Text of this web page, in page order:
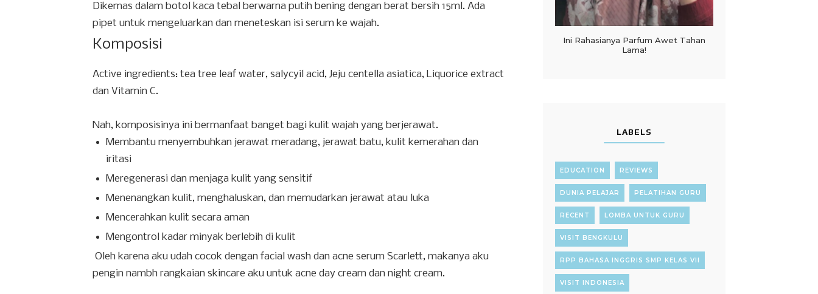
Dikemas dalam botol kaca tebal berwarna putih bening dengan berat bersih 15ml. Ada
pipet untuk mengeluarkan dan meneteskan isi serum ke wajah.
Komposisi
Active ingredients: tea tree leaf water, salycyil acid, Jeju centella asiatica, Liquorice extract
dan Vitamin C.
Nah, komposisinya ini bermanfaat banget bagi kulit wajah yang berjerawat.
Membantu menyembuhkan jerawat meradang, jerawat batu, kulit kemerahan dan
iritasi
Meregenerasi dan menjaga kulit yang sensitif
Menenangkan kulit, menghaluskan, dan memudarkan jerawat atau luka
Mencerahkan kulit secara aman
Mengontrol kadar minyak berlebih di kulit
Oleh karena aku udah cocok dengan facial wash dan acne serum Scarlett, makanya aku
pengin nambh rangkaian skincare aku untuk acne day cream dan night cream.
Ini Rahasianya Parfum Awet Tahan
Lama!
LABELS
EDUCATION REVIEWS
DUNIA PELAJAR PELATIHAN GURU
RECENT LOMBA UNTUK GURU
VISIT BENGKULU
RPP BAHASA INGGRIS SMP KELAS VII
VISIT INDONESIA